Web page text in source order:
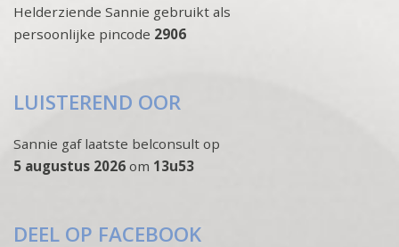
Helderziende Sannie gebruikt als
persoonlijke pincode 2906
LUISTEREND OOR
Sannie gaf laatste belconsult op
5 augustus 2026 om 13u53
DEEL OP FACEBOOK